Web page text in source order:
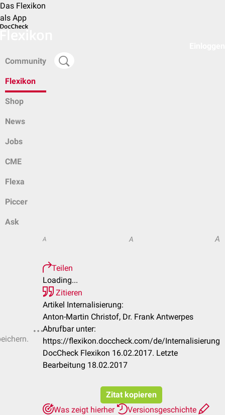
Das Flexikon
als App
Community
Flexikon
Shop
News
Jobs
CME
Flexa
Piccer
Ask
A A A
Teilen
Loading...
Zitieren
Artikel Internalisierung:
Anton-Martin Christof, Dr. Frank Antwerpes
Abrufbar unter:
https://flexikon.doccheck.com/de/Internalisierung
DocCheck Flexikon 16.02.2017. Letzte
Bearbeitung 18.02.2017
Zitat kopieren
Was zeigt hierher
Versionsgeschichte